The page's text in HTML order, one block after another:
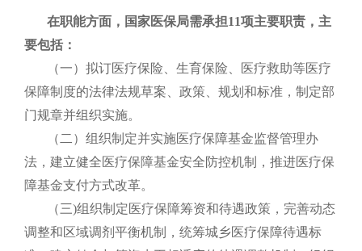
在职能方面，国家医保局需承担11项主要职责，主
要包括：
（一）拟订医疗保险、生育保险、医疗救助等医疗
保障制度的法律法规草案、政策、规划和标准，制定部
门规章并组织实施。
（二）组织制定并实施医疗保障基金监督管理办
法，建立健全医疗保障基金安全防控机制，推进医疗保
障基金支付方式改革。
（三)组织制定医疗保障筹资和待遇政策，完善动态
调整和区域调剂平衡机制，统筹城乡医疗保障待遇标